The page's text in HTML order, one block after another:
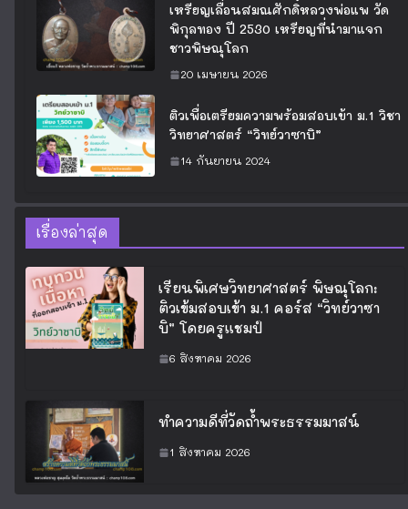
เหรียญเลื่อนสมณศักดิ์หลวงพ่อแพ วัด
พิกุลทอง ปี 2530 เหรียญที่นำมาแจก
ชาวพิษณุโลก
20 เมษายน 2026
ติวเพื่อเตรียมความพร้อมสอบเข้า ม.1 วิชา
วิทยาศาสตร์ “วิทย์วาซาบิ”
14 กันยายน 2024
เรื่องล่าสุด
เรียนพิเศษวิทยาศาสตร์ พิษณุโลก:
ติวเข้มสอบเข้า ม.1 คอร์ส “วิทย์วาซา
บิ” โดยครูแชมป์
6 สิงหาคม 2026
ทำความดีที่วัดถ้ำพระธรรมมาสน์
1 สิงหาคม 2026